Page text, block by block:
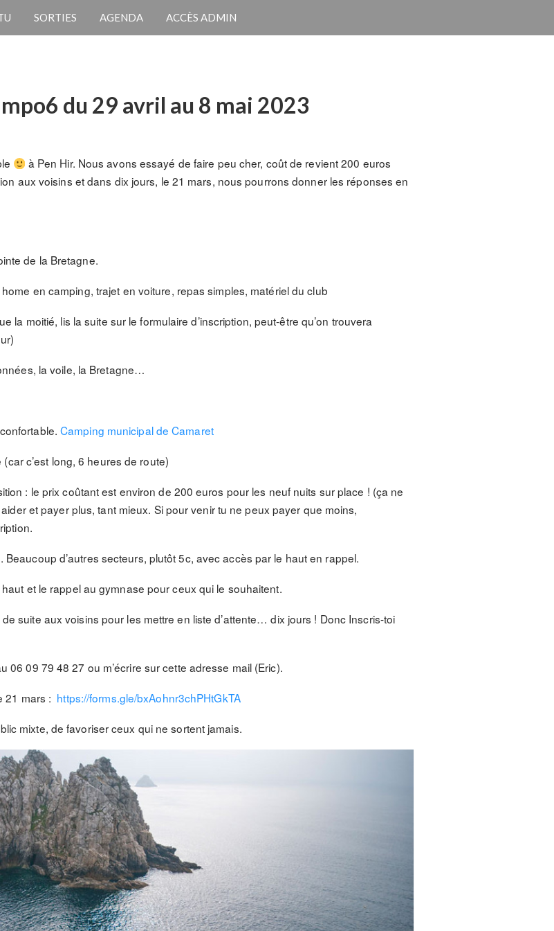
SORTIES AGENDA ACCÈS ADMIN
du 29 avril au 8 mai 2023
à Pen Hir. Nous avons essayé de faire peu cher, coût de revient 200 euros
aux voisins et dans dix jours, le 21 mars, nous pourrons donner les réponses en
de la Bretagne.
en camping, trajet en voiture, repas simples, matériel du club
la moitié, lis la suite sur le formulaire d’inscription, peut-être qu’on trouvera
la voile, la Bretagne…
Camping municipal de Camaret
c’est long, 6 heures de route)
: le prix coûtant est environ de 200 euros pour les neuf nuits sur place ! (ça ne
et payer plus, tant mieux. Si pour venir tu ne peux payer que moins,
d’autres secteurs, plutôt 5c, avec accès par le haut en rappel.
et le rappel au gymnase pour ceux qui le souhaitent.
suite aux voisins pour les mettre en liste d’attente… dix jours ! Donc Inscris-toi
09 79 48 27 ou m’écrire sur cette adresse mail (Eric).
21 mars : https://forms.gle/bxAohnr3chPHtGkTA
mixte, de favoriser ceux qui ne sortent jamais.